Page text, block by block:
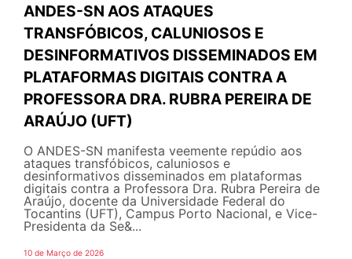
ANDES-SN AOS ATAQUES
TRANSFÓBICOS, CALUNIOSOS E
DESINFORMATIVOS DISSEMINADOS EM
PLATAFORMAS DIGITAIS CONTRA A
PROFESSORA DRA. RUBRA PEREIRA DE
ARAÚJO (UFT)
O ANDES-SN manifesta veemente repúdio aos
ataques transfóbicos, caluniosos e
desinformativos disseminados em plataformas
digitais contra a Professora Dra. Rubra Pereira de
Araújo, docente da Universidade Federal do
Tocantins (UFT), Campus Porto Nacional, e Vice-
Presidenta da Se&...
10 de Março de 2026